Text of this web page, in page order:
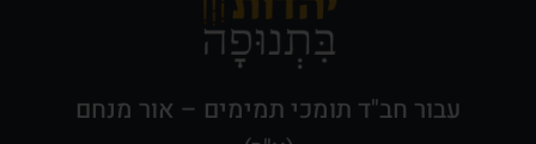
עבור חב"ד תומכי תמימים – אור מנחם